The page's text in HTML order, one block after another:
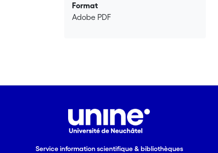
Format
Adobe PDF
Service information scientifique & bibliothèques